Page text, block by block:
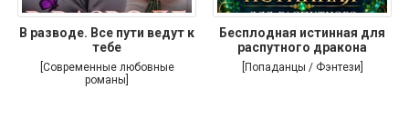
В разводе. Все пути ведут к
тебе
[Современные любовные
романы]
Бесплодная истинная для
распутного дракона
[Попаданцы / Фэнтези]